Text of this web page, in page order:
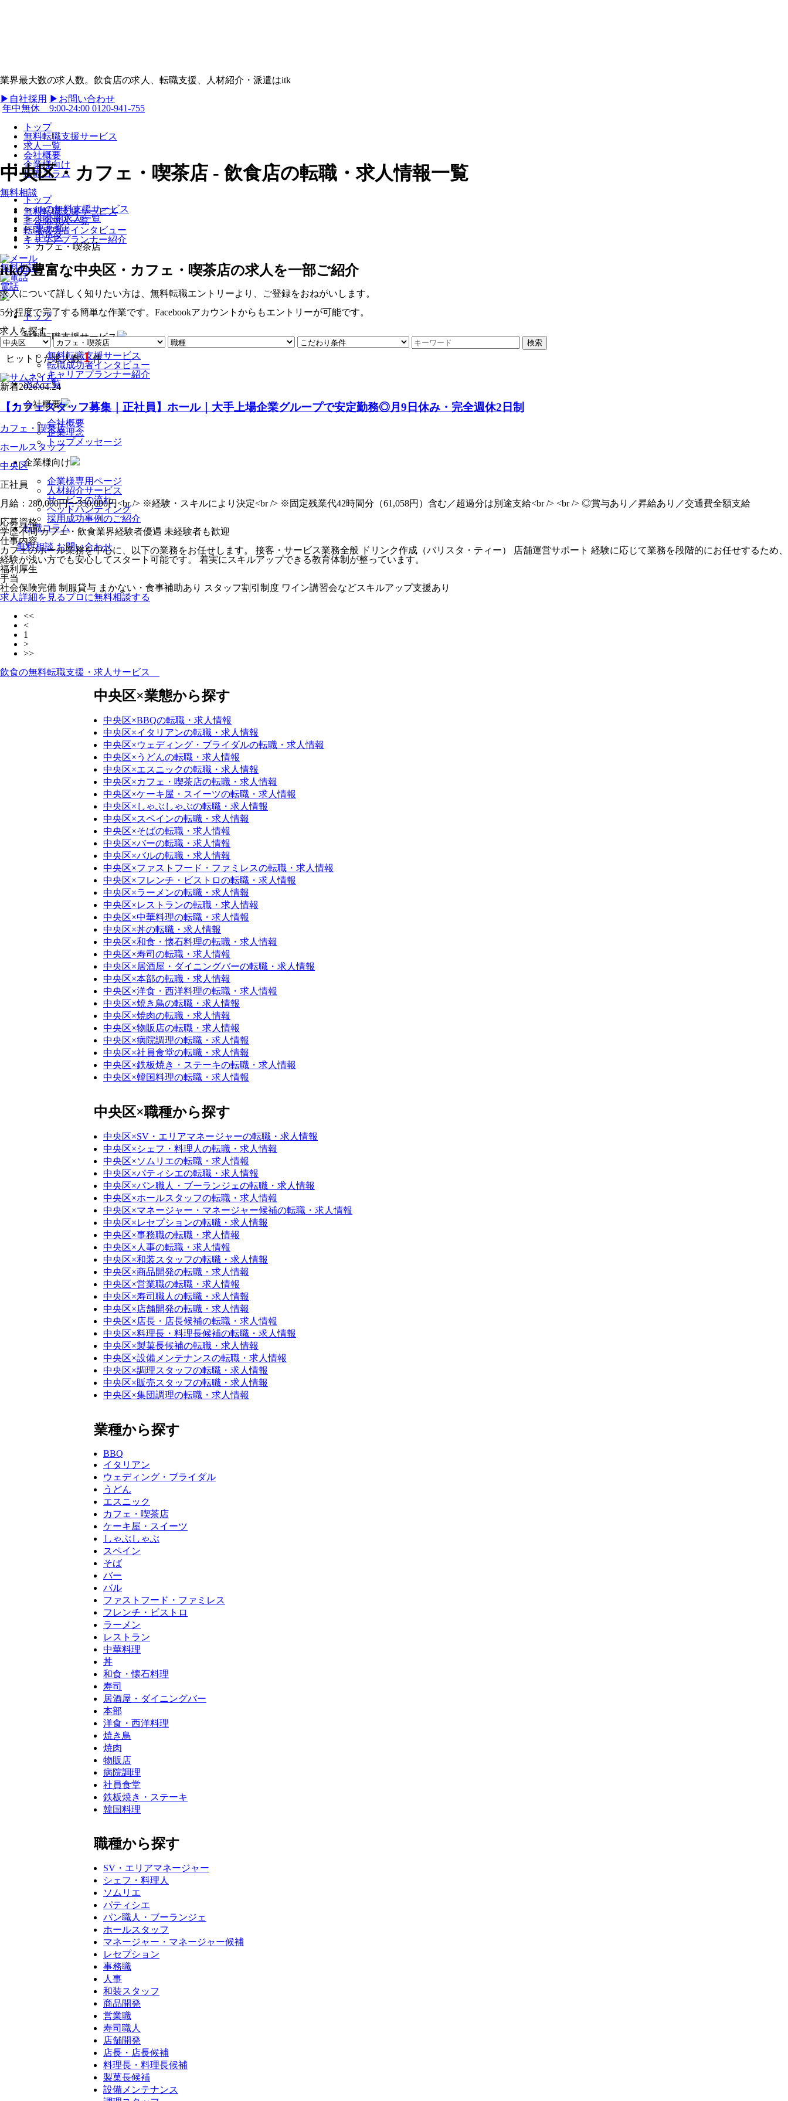
業界最大数の求人数。飲食店の求人、転職支援、人材紹介・派遣はitk
▶︎自社採用 ▶︎お問い合わせ
年中無休 9:00-24:00 0120-941-755
トップ
無料転職支援サービス
求人一覧
会社概要
企業様向け
転職コラム
無料相談
無料転職支援サービス
非公開求人一覧
転職成功者インタビュー
キャリアプランナー紹介
無料相談
電話
トップ
無料転職支援サービス
無料転職支援サービス
転職成功者インタビュー
キャリアプランナー紹介
求人一覧
会社概要
会社概要
企業理念
トップメッセージ
企業様向け
企業様専用ページ
人材紹介サービス
サービスの流れ
ヘッドハンティング
採用成功事例のご紹介
転職コラム
無料相談 お問い合わせ
中央区・カフェ・喫茶店 - 飲食店の転職・求人情報一覧
トップ
＞ itkの無料支援サービス
＞ 非公開求人一覧
＞ 東京都
＞ 中央区
＞ カフェ・喫茶店
itkの豊富な中央区・カフェ・喫茶店の求人を一部ご紹介
求人について詳しく知りたい方は、無料転職エントリーより、ご登録をおねがいします。
5分程度で完了する簡単な作業です。Facebookアカウントからもエントリーが可能です。
求人を探す
ヒットした求人数1件
新着2026.04.24
【カフェスタッフ募集｜正社員】ホール｜大手上場企業グループで安定勤務◎月9日休み・完全週休2日制
カフェ・喫茶店
ホールスタッフ
中央区
正社員
月給：280,000円〜350,000円<br /> ※経験・スキルにより決定<br /> ※固定残業代42時間分（61,058円）含む／超過分は別途支給<br /> <br /> ◎賞与あり／昇給あり／交通費全額支給
応募資格
学歴不問 カフェ・飲食業界経験者優遇 未経験者も歓迎
仕事内容
カフェのホール業務を中心に、以下の業務をお任せします。 接客・サービス業務全般 ドリンク作成（バリスタ・ティー） 店舗運営サポート 経験に応じて業務を段階的にお任せするため、
経験が浅い方でも安心してスタート可能です。 着実にスキルアップできる教育体制が整っています。
福利厚生
手当
社会保険完備 制服貸与 まかない・食事補助あり スタッフ割引制度 ワイン講習会などスキルアップ支援あり
求人詳細を見るプロに無料相談する
<<
<
1
>
>>
飲食の無料転職支援・求人サービス
中央区×業態から探す
中央区×BBQの転職・求人情報
中央区×イタリアンの転職・求人情報
中央区×ウェディング・ブライダルの転職・求人情報
中央区×うどんの転職・求人情報
中央区×エスニックの転職・求人情報
中央区×カフェ・喫茶店の転職・求人情報
中央区×ケーキ屋・スイーツの転職・求人情報
中央区×しゃぶしゃぶの転職・求人情報
中央区×スペインの転職・求人情報
中央区×そばの転職・求人情報
中央区×バーの転職・求人情報
中央区×バルの転職・求人情報
中央区×ファストフード・ファミレスの転職・求人情報
中央区×フレンチ・ビストロの転職・求人情報
中央区×ラーメンの転職・求人情報
中央区×レストランの転職・求人情報
中央区×中華料理の転職・求人情報
中央区×丼の転職・求人情報
中央区×和食・懐石料理の転職・求人情報
中央区×寿司の転職・求人情報
中央区×居酒屋・ダイニングバーの転職・求人情報
中央区×本部の転職・求人情報
中央区×洋食・西洋料理の転職・求人情報
中央区×焼き鳥の転職・求人情報
中央区×焼肉の転職・求人情報
中央区×物販店の転職・求人情報
中央区×病院調理の転職・求人情報
中央区×社員食堂の転職・求人情報
中央区×鉄板焼き・ステーキの転職・求人情報
中央区×韓国料理の転職・求人情報
中央区×職種から探す
中央区×SV・エリアマネージャーの転職・求人情報
中央区×シェフ・料理人の転職・求人情報
中央区×ソムリエの転職・求人情報
中央区×パティシエの転職・求人情報
中央区×パン職人・ブーランジェの転職・求人情報
中央区×ホールスタッフの転職・求人情報
中央区×マネージャー・マネージャー候補の転職・求人情報
中央区×レセプションの転職・求人情報
中央区×事務職の転職・求人情報
中央区×人事の転職・求人情報
中央区×和装スタッフの転職・求人情報
中央区×商品開発の転職・求人情報
中央区×営業職の転職・求人情報
中央区×寿司職人の転職・求人情報
中央区×店舗開発の転職・求人情報
中央区×店長・店長候補の転職・求人情報
中央区×料理長・料理長候補の転職・求人情報
中央区×製菓長候補の転職・求人情報
中央区×設備メンテナンスの転職・求人情報
中央区×調理スタッフの転職・求人情報
中央区×販売スタッフの転職・求人情報
中央区×集団調理の転職・求人情報
業種から探す
BBQ
イタリアン
ウェディング・ブライダル
うどん
エスニック
カフェ・喫茶店
ケーキ屋・スイーツ
しゃぶしゃぶ
スペイン
そば
バー
バル
ファストフード・ファミレス
フレンチ・ビストロ
ラーメン
レストラン
中華料理
丼
和食・懐石料理
寿司
居酒屋・ダイニングバー
本部
洋食・西洋料理
焼き鳥
焼肉
物販店
病院調理
社員食堂
鉄板焼き・ステーキ
韓国料理
職種から探す
SV・エリアマネージャー
シェフ・料理人
ソムリエ
パティシエ
パン職人・ブーランジェ
ホールスタッフ
マネージャー・マネージャー候補
レセプション
事務職
人事
和装スタッフ
商品開発
営業職
寿司職人
店舗開発
店長・店長候補
料理長・料理長候補
製菓長候補
設備メンテナンス